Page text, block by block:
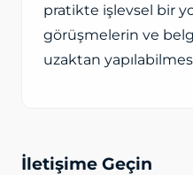
pratikte işlevsel bir
görüşmelerin ve
uzaktan
İletişime Geçin